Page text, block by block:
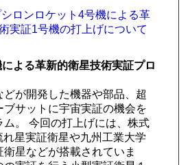
ロンロケット4号機による革
実証1号機の打上げについて
よる革新的衛星技術実証プロ
どが開発した機器や部品、超
ブサットに宇宙実証の機会を
ム。 今回の打上げには、株式
星実証衛星や九州工業大学
星などが搭載されていま